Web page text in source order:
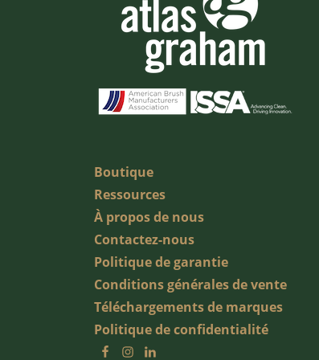
Boutique
Ressources
À propos de nous
Contactez-nous
Politique de garantie
Conditions générales de vente
Téléchargements de marques
Politique de confidentialité